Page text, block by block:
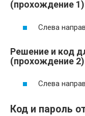
(прохождение
Слева
Решение и код
(прохождение
Слева
Код и пароль